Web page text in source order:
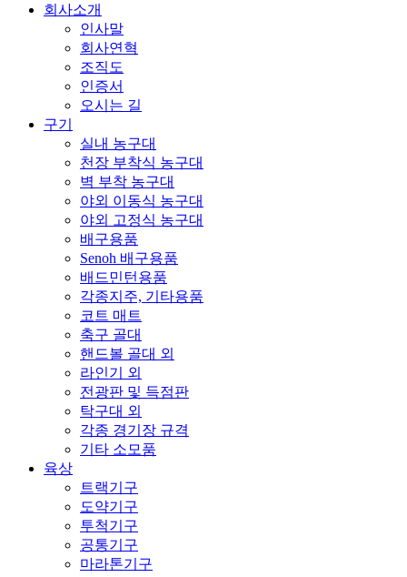
회사소개
인사말
회사연혁
조직도
인증서
오시는 길
구기
실내 농구대
천장 부착식 농구대
벽 부착 농구대
야외 이동식 농구대
야외 고정식 농구대
배구용품
Senoh 배구용품
배드민턴용품
각종지주, 기타용품
코트 매트
축구 골대
핸드볼 골대 외
라인기 외
전광판 및 득점판
탁구대 외
각종 경기장 규격
기타 소모품
육상
트랙기구
도약기구
투척기구
공통기구
마라톤기구